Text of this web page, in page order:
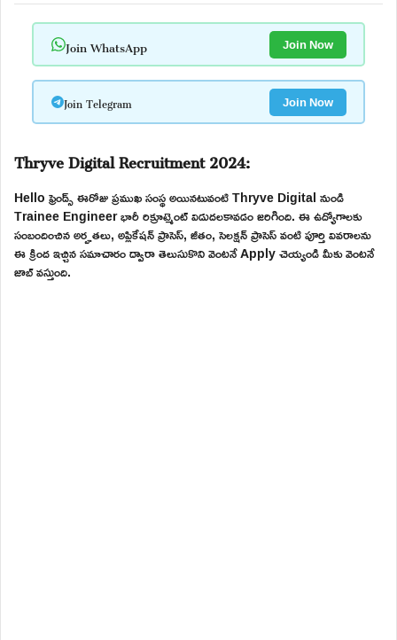
Join WhatsApp Join Now
Join Telegram Join Now
Thryve Digital Recruitment 2024:
Hello ఫ్రెండ్స్ ఈరోజు ప్రముఖ సంస్థ అయినటువంటి Thryve Digital నుండి
Trainee Engineer భారీ రిక్రూట్మెంట్ విడుదలకావడం జరిగింది. ఈ ఉద్యోగాలకు
సంబందించిన అర్హతలు, అప్లికేషన్ ప్రాసెస్, జీతం, సెలక్షన్ ప్రాసెస్ వంటి పూర్తి వివరాలను
ఈ క్రింద ఇచ్చిన సమాచారం ద్వారా తెలుసుకొని వెంటనే Apply చెయ్యండి మీకు వెంటనే
జాబ్ వస్తుంది.